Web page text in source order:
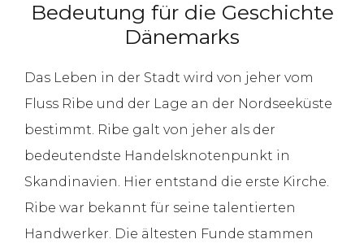
Bedeutung für die Geschichte
Dänemarks
Das Leben in der Stadt wird von jeher vom
Fluss Ribe und der Lage an der Nordseeküste
bestimmt. Ribe galt von jeher als der
bedeutendste Handelsknotenpunkt in
Skandinavien. Hier entstand die erste Kirche.
Ribe war bekannt für seine talentierten
Handwerker. Die ältesten Funde stammen